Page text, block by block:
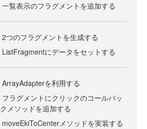
一覧表示のフラグメントを追加する
2つのフラグメントを生成する
ListFragmentにデータをセットする
ArrayAdapterを利用する
フラグメントにクリックのコールバッ
クメソッドを追加する
moveEkiToCenterメソッドを実装する